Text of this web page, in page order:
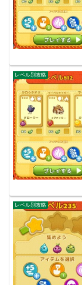
レベル別攻略
レベル別攻略